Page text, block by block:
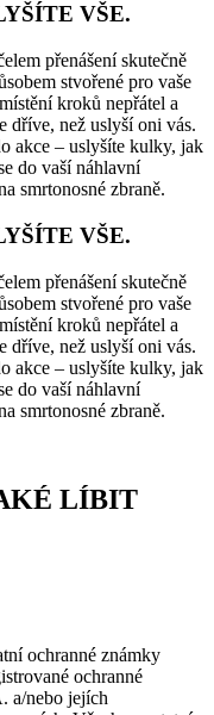
VŠE.
přenášení skutečně
stvořené pro vaše
kroků nepřátel a
dříve, než uslyší oni vás.
akce – uslyšíte kulky, jak
do vaší náhlavní
smrtonosné zbraně.
VŠE.
přenášení skutečně
stvořené pro vaše
kroků nepřátel a
dříve, než uslyší oni vás.
akce – uslyšíte kulky, jak
do vaší náhlavní
smrtonosné zbraně.
LÍBIT
ochranné známky
ochranné
a/nebo jejích